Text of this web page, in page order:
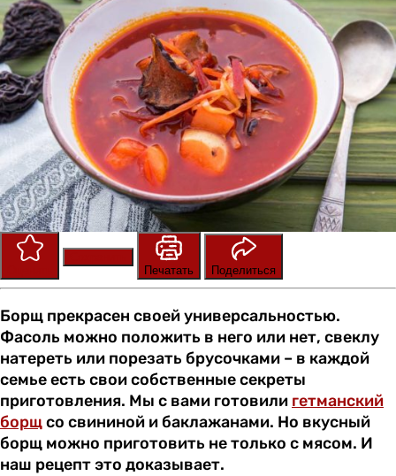
Печатать
Поделиться
Борщ прекрасен своей универсальностью.
Фасоль можно положить в него или нет, свеклу
натереть или порезать брусочками – в каждой
семье есть свои собственные секреты
приготовления. Мы с вами готовили гетманский
борщсо свининой и баклажанами. Но вкусный
борщ можно приготовить не только с мясом. И
наш рецепт это доказывает.